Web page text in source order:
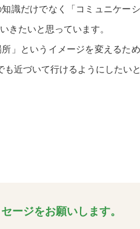
識だけでなく「コミュニケー
きたいと思っています。
」というイメージを変えるた
近づいて行けるようにしたい
ージをお願いします。